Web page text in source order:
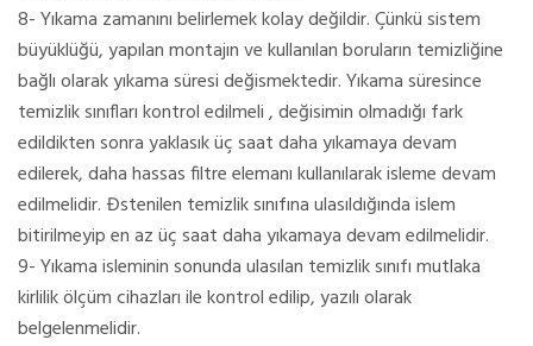
8- Yıkama zamanını belirlemek kolay değildir. Çünkü sistem
büyüklüğü, yapılan montajın ve kullanılan boruların temizliğine
bağlı olarak yıkama süresi değismektedir. Yıkama süresince
temizlik sınıfları kontrol edilmeli , değisimin olmadığı fark
edildikten sonra yaklasık üç saat daha yıkamaya devam
edilerek, daha hassas filtre elemanı kullanılarak isleme devam
edilmelidir. Đstenilen temizlik sınıfına ulasıldığında islem
bitirilmeyip en az üç saat daha yıkamaya devam edilmelidir.
9- Yıkama isleminin sonunda ulasılan temizlik sınıfı mutlaka
kirlilik ölçüm cihazları ile kontrol edilip, yazılı olarak
belgelenmelidir.